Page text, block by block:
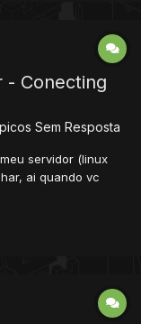
- Conecting
Sem Resposta
servidor (linux
ai quando vc
esse erro. alguém